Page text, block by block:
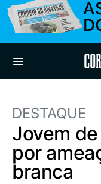
DESTAQUE
Jovem
por
branca